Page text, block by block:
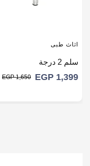
اثاث طبى
سلم 2 درجة
EGP 1,399
EGP1,650